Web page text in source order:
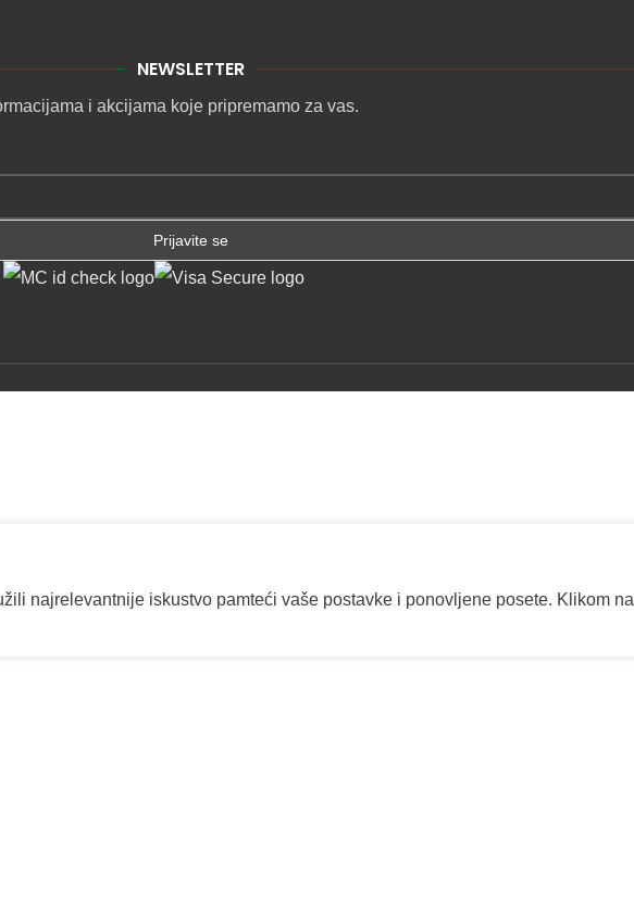
NEWSLETTER
i akcijama koje pripremamo za vas.
najrelevantnije iskustvo pamteći vaše postavke i ponovljene posete. Klikom na